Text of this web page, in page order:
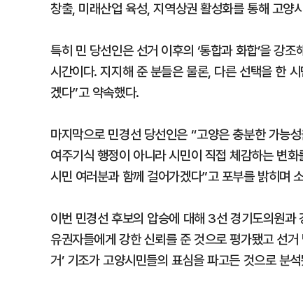
창출, 미래산업 육성, 지역상권 활성화를 통해 고양
특히 민 당선인은 선거 이후의 ‘통합과 화합’을 강
시간이다. 지지해 준 분들은 물론, 다른 선택을 한
겠다”고 약속했다.
마지막으로 민경선 당선인은 “고양은 충분한 가능
여주기식 행정이 아니라 시민이 직접 체감하는 변
시민 여러분과 함께 걸어가겠다”고 포부를 밝히며
이번 민경선 후보의 압승에 대해 3선 경기도의원과
유권자들에게 강한 신뢰를 준 것으로 평가됐고 선
거’ 기조가 고양시민들의 표심을 파고든 것으로 분